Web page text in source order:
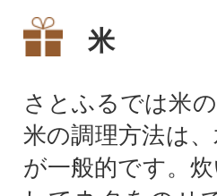
米・白いお米など、訳あり
お米を家計応援米としてご
米
さとふるでは米
米の調理方法は
が一般的です。